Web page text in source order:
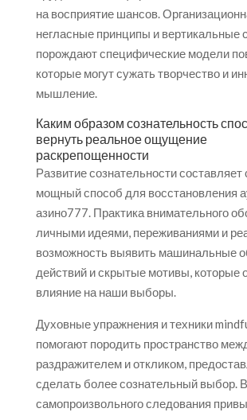
на восприятие шансов.
негласные принципы и вертикальные
порождают специфические модели
которые могут сужать творчество и
мышление.
Каким образом сознательность
вернуть реальное ощущение
раскрепощенности
Развитие сознательности составляет
мощный способ для восстановления
азино777. Практика внимательного
личными идеями, переживаниями и
возможность выявить машинальные
действий и скрытые мотивы, которые
влияние на наши выборы.
Духовные упражнения и техники
помогают породить пространство
раздражителем и откликом,
сделать более сознательный выбор.
самопроизвольного следования